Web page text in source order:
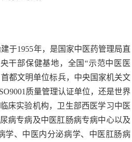
于1955年，是国家中医药管理局直
干部保健基地，全国“示范中医医
都文明单位标兵，中央国家机关文
质量管理认证单位，还是世界
床实验机构，卫生部西医学习中医
病专病及中医肛肠病专病中心以及
学、中医内分泌病学、中医肛肠病